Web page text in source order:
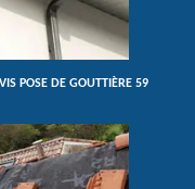
POSE DE GOUTTIÈRE 59